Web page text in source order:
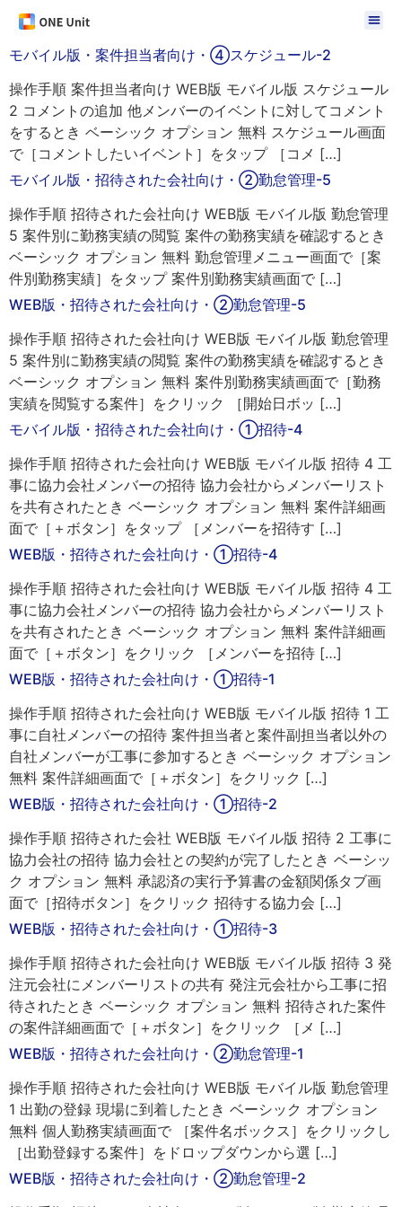
モバイル版・案件担当者向け・④スケジュール-2
操作手順 案件担当者向け WEB版 モバイル版 スケジュール
2 コメントの追加 他メンバーのイベントに対してコメント
をするとき ベーシック オプション 無料 スケジュール画面
で［コメントしたいイベント］をタップ ［コメ […]
モバイル版・招待された会社向け・②勤怠管理-5
操作手順 招待された会社向け WEB版 モバイル版 勤怠管理
5 案件別に勤務実績の閲覧 案件の勤務実績を確認するとき
ベーシック オプション 無料 勤怠管理メニュー画面で［案
件別勤務実績］をタップ 案件別勤務実績画面で […]
WEB版・招待された会社向け・②勤怠管理-5
操作手順 招待された会社向け WEB版 モバイル版 勤怠管理
5 案件別に勤務実績の閲覧 案件の勤務実績を確認するとき
ベーシック オプション 無料 案件別勤務実績画面で［勤務
実績を閲覧する案件］をクリック ［開始日ボッ […]
モバイル版・招待された会社向け・①招待-4
操作手順 招待された会社向け WEB版 モバイル版 招待 4 工
事に協力会社メンバーの招待 協力会社からメンバーリスト
を共有されたとき ベーシック オプション 無料 案件詳細画
面で［＋ボタン］をタップ ［メンバーを招待す […]
WEB版・招待された会社向け・①招待-4
操作手順 招待された会社向け WEB版 モバイル版 招待 4 工
事に協力会社メンバーの招待 協力会社からメンバーリスト
を共有されたとき ベーシック オプション 無料 案件詳細画
面で［＋ボタン］をクリック ［メンバーを招待 […]
WEB版・招待された会社向け・①招待-1
操作手順 招待された会社向け WEB版 モバイル版 招待 1 工
事に自社メンバーの招待 案件担当者と案件副担当者以外の
自社メンバーが工事に参加するとき ベーシック オプション
無料 案件詳細画面で［＋ボタン］をクリック […]
WEB版・招待された会社向け・①招待-2
操作手順 招待された会社 WEB版 モバイル版 招待 2 工事に
協力会社の招待 協力会社との契約が完了したとき ベーシッ
ク オプション 無料 承認済の実行予算書の金額関係タブ画
面で［招待ボタン］をクリック 招待する協力会 […]
WEB版・招待された会社向け・①招待-3
操作手順 招待された会社向け WEB版 モバイル版 招待 3 発
注元会社にメンバーリストの共有 発注元会社から工事に招
待されたとき ベーシック オプション 無料 招待された案件
の案件詳細画面で［＋ボタン］をクリック ［メ […]
WEB版・招待された会社向け・②勤怠管理-1
操作手順 招待された会社向け WEB版 モバイル版 勤怠管理
1 出勤の登録 現場に到着したとき ベーシック オプション
無料 個人勤務実績画面で ［案件名ボックス］をクリックし
［出勤登録する案件］をドロップダウンから選 […]
WEB版・招待された会社向け・②勤怠管理-2